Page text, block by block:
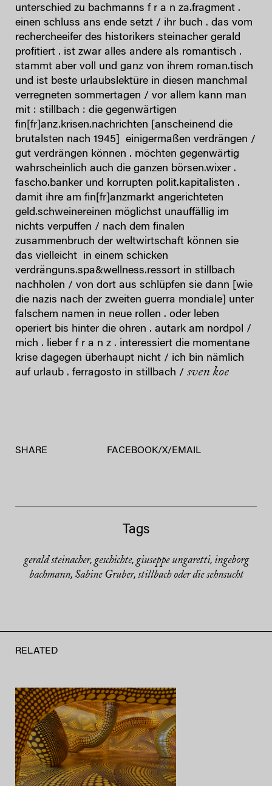
unterschied zu bachmanns f r a n za.fragment .
einen schluss ans ende setzt / ihr buch . das vom
rechercheeifer des historikers steinacher gerald
profitiert . ist zwar alles andere als romantisch .
stammt aber voll und ganz von ihrem roman.tisch
und ist beste urlaubslektüre in diesen manchmal
verregneten sommertagen / vor allem kann man
mit : stillbach : die gegenwärtigen
fin[fr]anz.krisen.nachrichten [anscheinend die
brutalsten nach 1945] einigermaßen verdrängen /
gut verdrängen können . möchten gegenwärtig
wahrscheinlich auch die ganzen börsen.wixer .
fascho.banker und korrupten polit.kapitalisten .
damit ihre am fin[fr]anzmarkt angerichteten
geld.schweinereinen möglichst unauffällig im
nichts verpuffen / nach dem finalen
zusammenbruch der weltwirtschaft können sie
das vielleicht in einem schicken
verdränguns.spa&wellness.ressort in stillbach
nachholen / von dort aus schlüpfen sie dann [wie
die nazis nach der zweiten guerra mondiale] unter
falschem namen in neue rollen . oder leben
operiert bis hinter die ohren . autark am nordpol /
mich . lieber f r a n z . interessiert die momentane
krise dagegen überhaupt nicht / ich bin nämlich
auf urlaub . ferragosto in stillbach / sven koe
SHARE FACEBOOK/X/ EMAIL
Tags
gerald steinacher, geschichte, giuseppe ungaretti, ingeborg
bachmann, Sabine Gruber, stillbach oder die sehnsucht
RELATED